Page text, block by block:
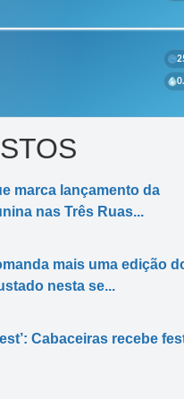
marca lançamento da
nas Três Ruas...
mais uma edição
nesta se...
Cabaceiras recebe